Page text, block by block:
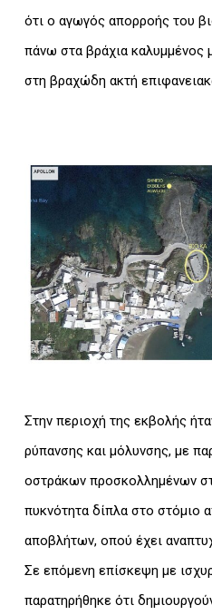
ότι ο αγωγός απορροής του
πάνω στα βράχια καλυμμένος
στη βραχώδη ακτή
Στην περιοχή της εκβολής
ρύπανσης και μόλυνσης, με
οστράκων προσκολλημένων
πυκνότητα δίπλα στο στόμιο
αποβλήτων, οπού έχει
Σε επόμενη επίσκεψη με
παρατηρήθηκε ότι